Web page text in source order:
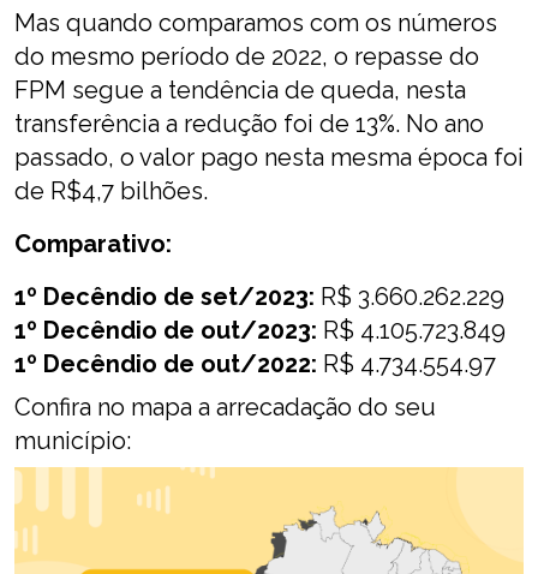
Mas quando comparamos com os números
do mesmo período de 2022, o repasse do
FPM segue a tendência de queda, nesta
transferência a redução foi de 13%. No ano
passado, o valor pago nesta mesma época foi
de R$4,7 bilhões.
Comparativo:
1º Decêndio de set/2023: R$ 3.660.262.229
1º Decêndio de out/2023: R$ 4.105.723.849
1º Decêndio de out/2022: R$ 4.734.554.97
Confira no mapa a arrecadação do seu
município: